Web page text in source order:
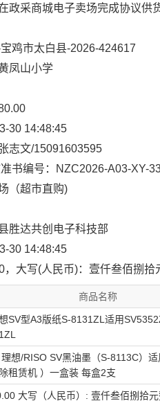
政采商城电子卖场完成协议供
鸡市太白县-2026-424617
凤山小学
30 14:48:45
志文/15091603595
书编号：NZC2026-A03-XY-
（超市直购)
胜达共创电子科技部
30 14:48:45
大写(人民币)：壹仟叁佰捌拾
商品名称
SV型A3版纸S-8131ZL适用
想/RISO SV黑油墨（S-8113C）适
租赁机 ）一盒装 每盒2支
大写（人民币）: 壹仟叁佰捌拾